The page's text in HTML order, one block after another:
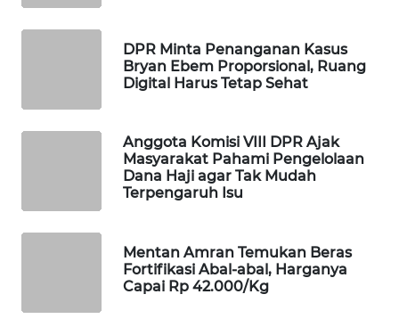
DPR Minta Penanganan Kasus
Bryan Ebem Proporsional, Ruang
Digital Harus Tetap Sehat
Anggota Komisi VIII DPR Ajak
Masyarakat Pahami Pengelolaan
Dana Haji agar Tak Mudah
Terpengaruh Isu
Mentan Amran Temukan Beras
Fortifikasi Abal-abal, Harganya
Capai Rp 42.000/Kg
WAHANANEWS
ID
WAHANA
SPORT